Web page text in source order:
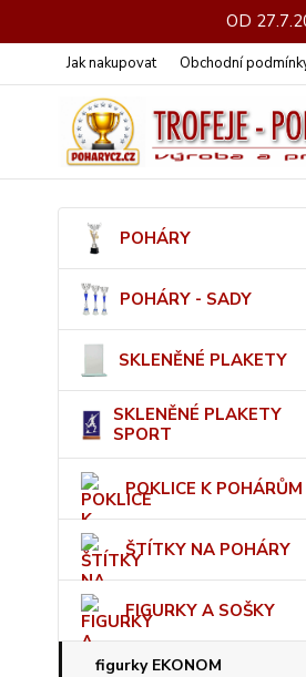
OD
Jak nakupovat Obchodní
POHÁRY
POHÁRY - SADY
SKLENĚNÉ PLAKETY
SKLENĚNÉ PLAKETY
SPORT
POKLICE K POHÁRŮM
ŠTÍTKY NA POHÁRY
FIGURKY A SOŠKY
figurky EKONOM